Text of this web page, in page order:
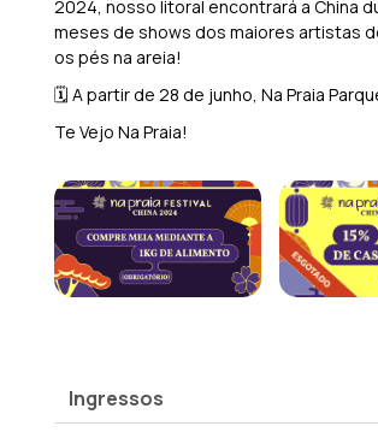
2024, nosso litoral encontrará a China
meses de shows dos maiores artistas
os pés na areia!
🗓️ A partir de 28 de junho, Na Praia
Te Vejo Na Praia!
Ingressos